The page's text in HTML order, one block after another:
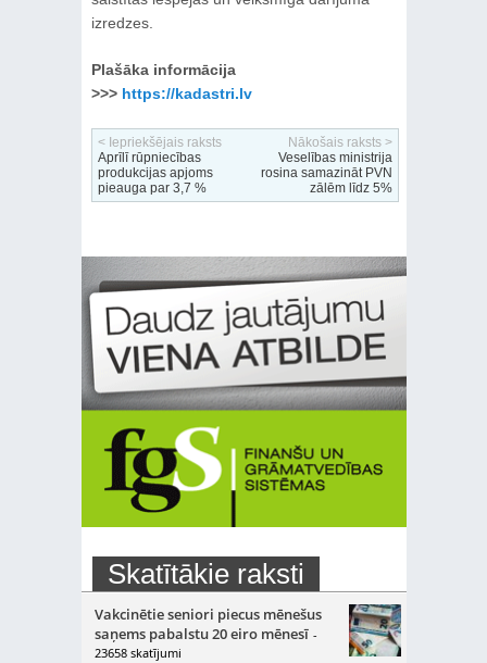
izredzes.
Plašāka informācija
>>> https://kadastri.lv
< Iepriekšējais raksts
Aprīlī rūpniecības
produkcijas apjoms
pieauga par 3,7 %
Nākošais raksts >
Veselības ministrija
rosina samazināt PVN
zālēm līdz 5%
Skatītākie raksti
Vakcinētie seniori piecus mēnešus
saņems pabalstu 20 eiro mēnesī -
23658 skatījumi